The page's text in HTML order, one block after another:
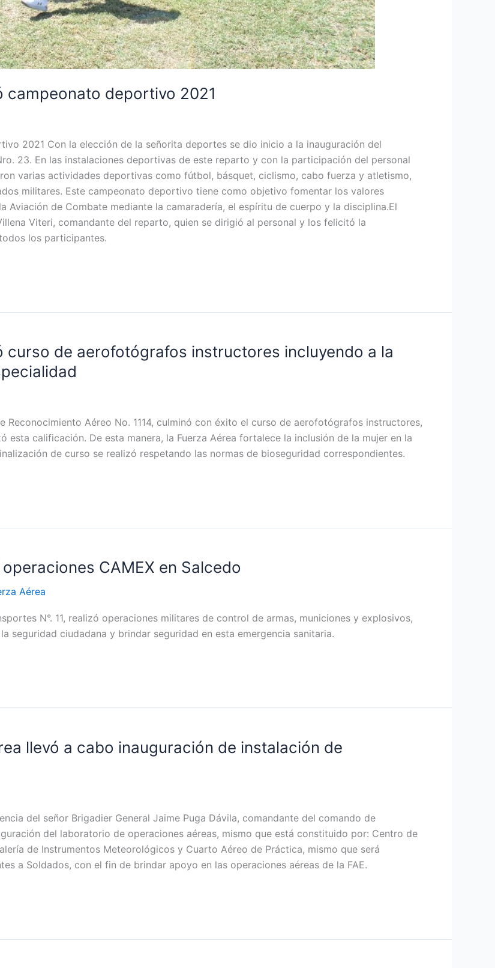
campeonato deportivo 2021
2021 Con la elección de la señorita deportes se dio inicio a la inauguración del
23. En las instalaciones deportivas de este reparto y con la participación del personal
varias actividades deportivas como fútbol, básquet, ciclismo, cabo fuerza y atletismo,
militares. Este campeonato deportivo tiene como objetivo fomentar los valores
Aviación de Combate mediante la camaradería, el espíritu de cuerpo y la disciplina.El
Viteri, comandante del reparto, quien se dirigió al personal y los felicitó la
los participantes.
curso de aerofotógrafos instructores incluyendo a la
Reconocimiento Aéreo No. 1114, culminó con éxito el curso de aerofotógrafos instructores,
esta calificación. De esta manera, la Fuerza Aérea fortalece la inclusión de la mujer en la
de curso se realizó respetando las normas de bioseguridad correspondientes.
CAMEX en Salcedo
Aérea
N°. 11, realizó operaciones militares de control de armas, municiones y explosivos,
seguridad ciudadana y brindar seguridad en esta emergencia sanitaria.
llevó a cabo inauguración de instalación de
del señor Brigadier General Jaime Puga Dávila, comandante del comando de
del laboratorio de operaciones aéreas, mismo que está constituido por: Centro de
de Instrumentos Meteorológicos y Cuarto Aéreo de Práctica, mismo que será
a Soldados, con el fin de brindar apoyo en las operaciones aéreas de la FAE.